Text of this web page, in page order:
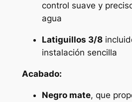
o
control suave y
agua
Latiguillos 3/8
instalación sencilla
Acabado:
Negro mate, que